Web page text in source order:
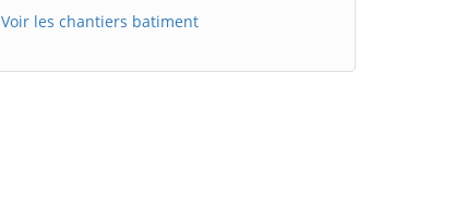
Voir les chantiers batiment